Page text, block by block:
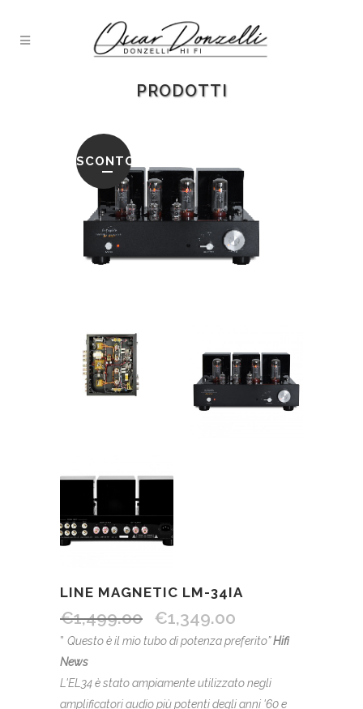
PRODOTTI
SCONTO
LINE MAGNETIC LM-34IA
€1,499.00 €1,349.00
” Questo è il mio tubo di potenza preferito”Hifi
News
L'EL34 è stato ampiamente utilizzato negli
amplificatori audio più potenti degli anni '60 e